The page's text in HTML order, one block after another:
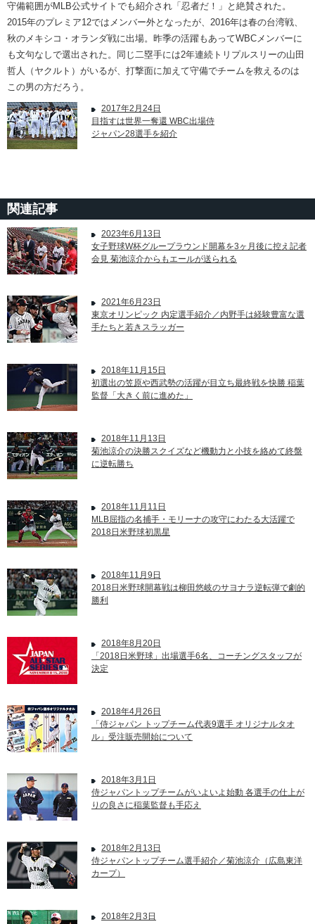
守備範囲がMLB公式サイトでも紹介され「忍者だ！」と絶賛された。
2015年のプレミア12ではメンバー外となったが、2016年は春の台湾戦、
秋のメキシコ・オランダ戦に出場。昨季の活躍もあってWBCメンバーに
も文句なしで選出された。同じ二塁手には2年連続トリプルスリーの山田
哲人（ヤクルト）がいるが、打撃面に加えて守備でチームを救えるのは
この男の方だろう。
2017年2月24日
目指すは世界一奪還 WBC出場侍
ジャパン28選手を紹介
関連記事
2023年6月13日
女子野球W杯グループラウンド開幕を3ヶ月後に控え記者
会見 菊池涼介からもエールが送られる
2021年6月23日
東京オリンピック 内定選手紹介／内野手は経験豊富な選
手たちと若きスラッガー
2018年11月15日
初選出の笠原や西武勢の活躍が目立ち最終戦を快勝 稲葉
監督「大きく前に進めた」
2018年11月13日
菊池涼介の決勝スクイズなど機動力と小技を絡めて終盤
に逆転勝ち
2018年11月11日
MLB屈指の名捕手・モリーナの攻守にわたる大活躍で
2018日米野球初黒星
2018年11月9日
2018日米野球開幕戦は柳田悠岐のサヨナラ逆転弾で劇的
勝利
2018年8月20日
「2018日米野球」出場選手6名、コーチングスタッフが
決定
2018年4月26日
「侍ジャパン トップチーム代表9選手 オリジナルタオ
ル」受注販売開始について
2018年3月1日
侍ジャパントップチームがいよいよ始動 各選手の仕上が
りの良さに稲葉監督も手応え
2018年2月13日
侍ジャパントップチーム選手紹介／菊池涼介（広島東洋
カープ）
2018年2月3日